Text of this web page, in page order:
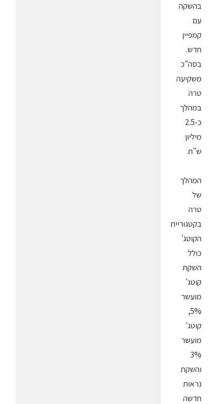
בהשקה
עם
קמפיין
חדש.
בסה"כ
משקיעה
טרה
במהלך
כ-2.5
מיליון
ש"ח.
המהלך
של
טרה
בקטגוריית
הקוטג'
כולל
השקת
קוטג'
מועשר
5%,
קוטג'
מועשר
3%
והשקת
נראות
חדשה